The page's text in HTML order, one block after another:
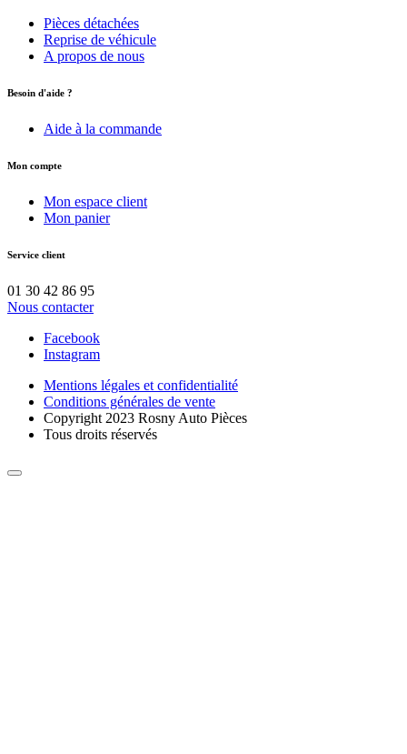
Pièces détachées
Reprise de véhicule
A propos de nous
Besoin d'aide ?
Aide à la commande
Mon compte
Mon espace client
Mon panier
Service client
01 30 42 86 95
Nous contacter
Facebook
Instagram
Mentions légales et confidentialité
Conditions générales de vente
Copyright 2023 Rosny Auto Pièces
Tous droits réservés